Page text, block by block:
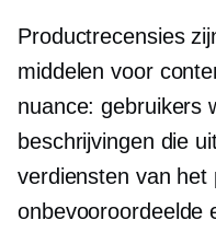
Productrecensies
middelen voor
nuance: gebruikers
beschrijvingen die
verdiensten van het
onbevooroordeelde